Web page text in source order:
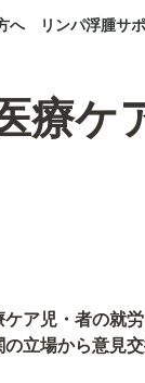
へ リンパ浮腫サ
療ケ
ア児・者の就
立場から意見